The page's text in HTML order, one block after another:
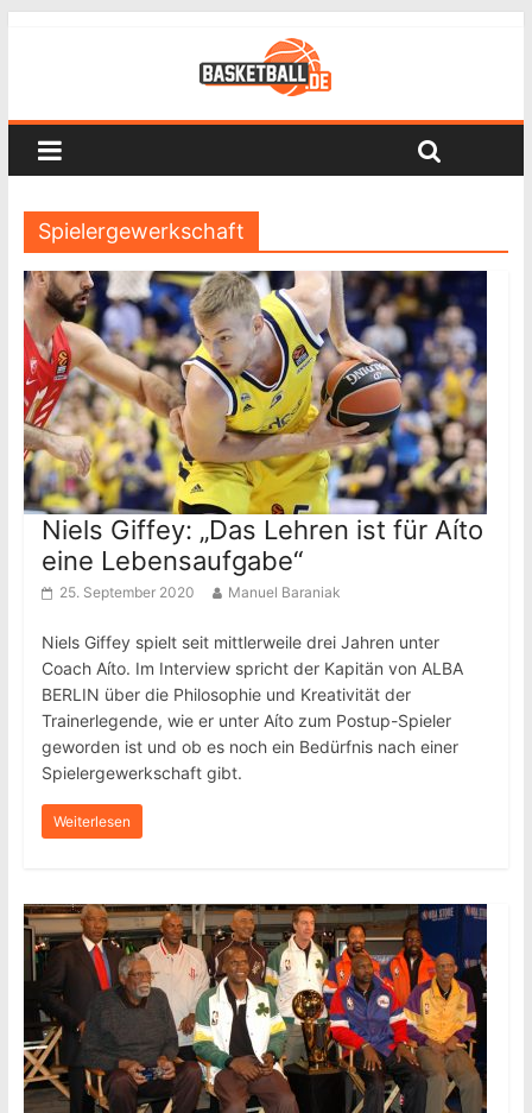
Spielergewerkschaft
Niels Giffey: „Das Lehren ist für Aíto
eine Lebensaufgabe“
25. September 2020 Manuel Baraniak
Niels Giffey spielt seit mittlerweile drei Jahren unter
Coach Aíto. Im Interview spricht der Kapitän von ALBA
BERLIN über die Philosophie und Kreativität der
Trainerlegende, wie er unter Aíto zum Postup-Spieler
geworden ist und ob es noch ein Bedürfnis nach einer
Spielergewerkschaft gibt.
Weiterlesen